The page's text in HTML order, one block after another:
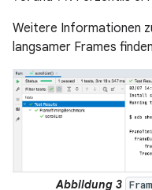
Weitere Informationen
langsamer Frames
Abbildung 3